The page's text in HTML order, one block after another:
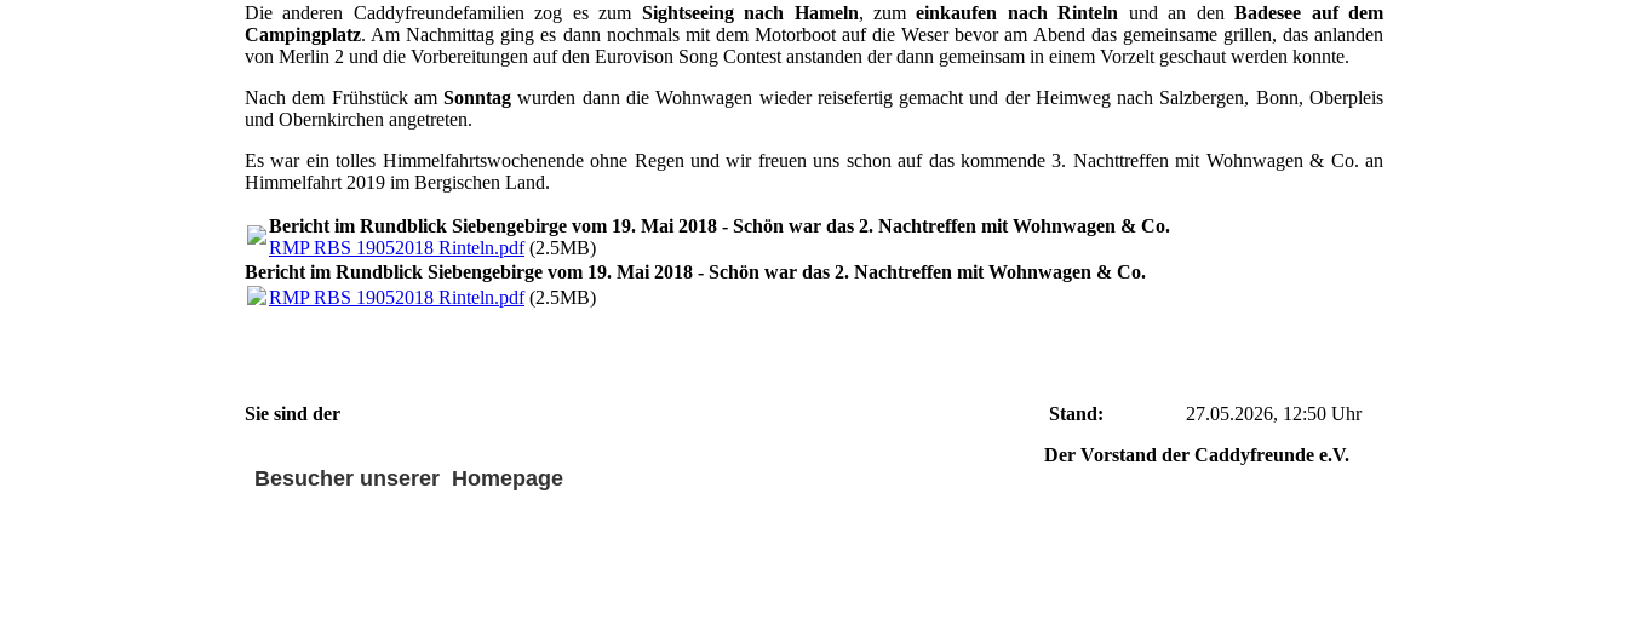
Die anderen Caddyfreundefamilien zog es zum Sightseeing nach Hameln, zumeinkaufen nach Rinteln und an denBadesee auf dem
Campingplatz. Am Nachmittag ging es dann nochmals mit dem Motorboot auf die Weser bevor am Abend das gemeinsame grillen, das anlanden
von Merlin 2 und die Vorbereitungen auf den Eurovison Song Contest anstanden der dann gemeinsam in einem Vorzelt geschaut werden konnte.
Nach dem Frühstück amSonntag wurden dann die Wohnwagen wieder reisefertig gemacht und der Heimweg nach Salzbergen, Bonn, Oberpleis
und Obernkirchen angetreten.
Es war ein tolles Himmelfahrtswochenende ohne Regen und wir freuen uns schon auf das kommende 3. Nachttreffen mit Wohnwagen & Co. an
Himmelfahrt 2019 im Bergischen Land.
Bericht im Rundblick Siebengebirge vom 19. Mai 2018 - Schön war das 2. Nachtreffen mit Wohnwagen & Co.
RMP RBS 19052018 Rinteln.pdf(2.5MB)
Bericht im Rundblick Siebengebirge vom 19. Mai 2018 - Schön war das 2. Nachtreffen mit Wohnwagen & Co.
RMP RBS 19052018 Rinteln.pdf(2.5MB)
Sie sind der
Besucher unserer Homepage
Stand: 27.05.2026, 12:50 Uhr
Der Vorstand der Caddyfreunde e.V.